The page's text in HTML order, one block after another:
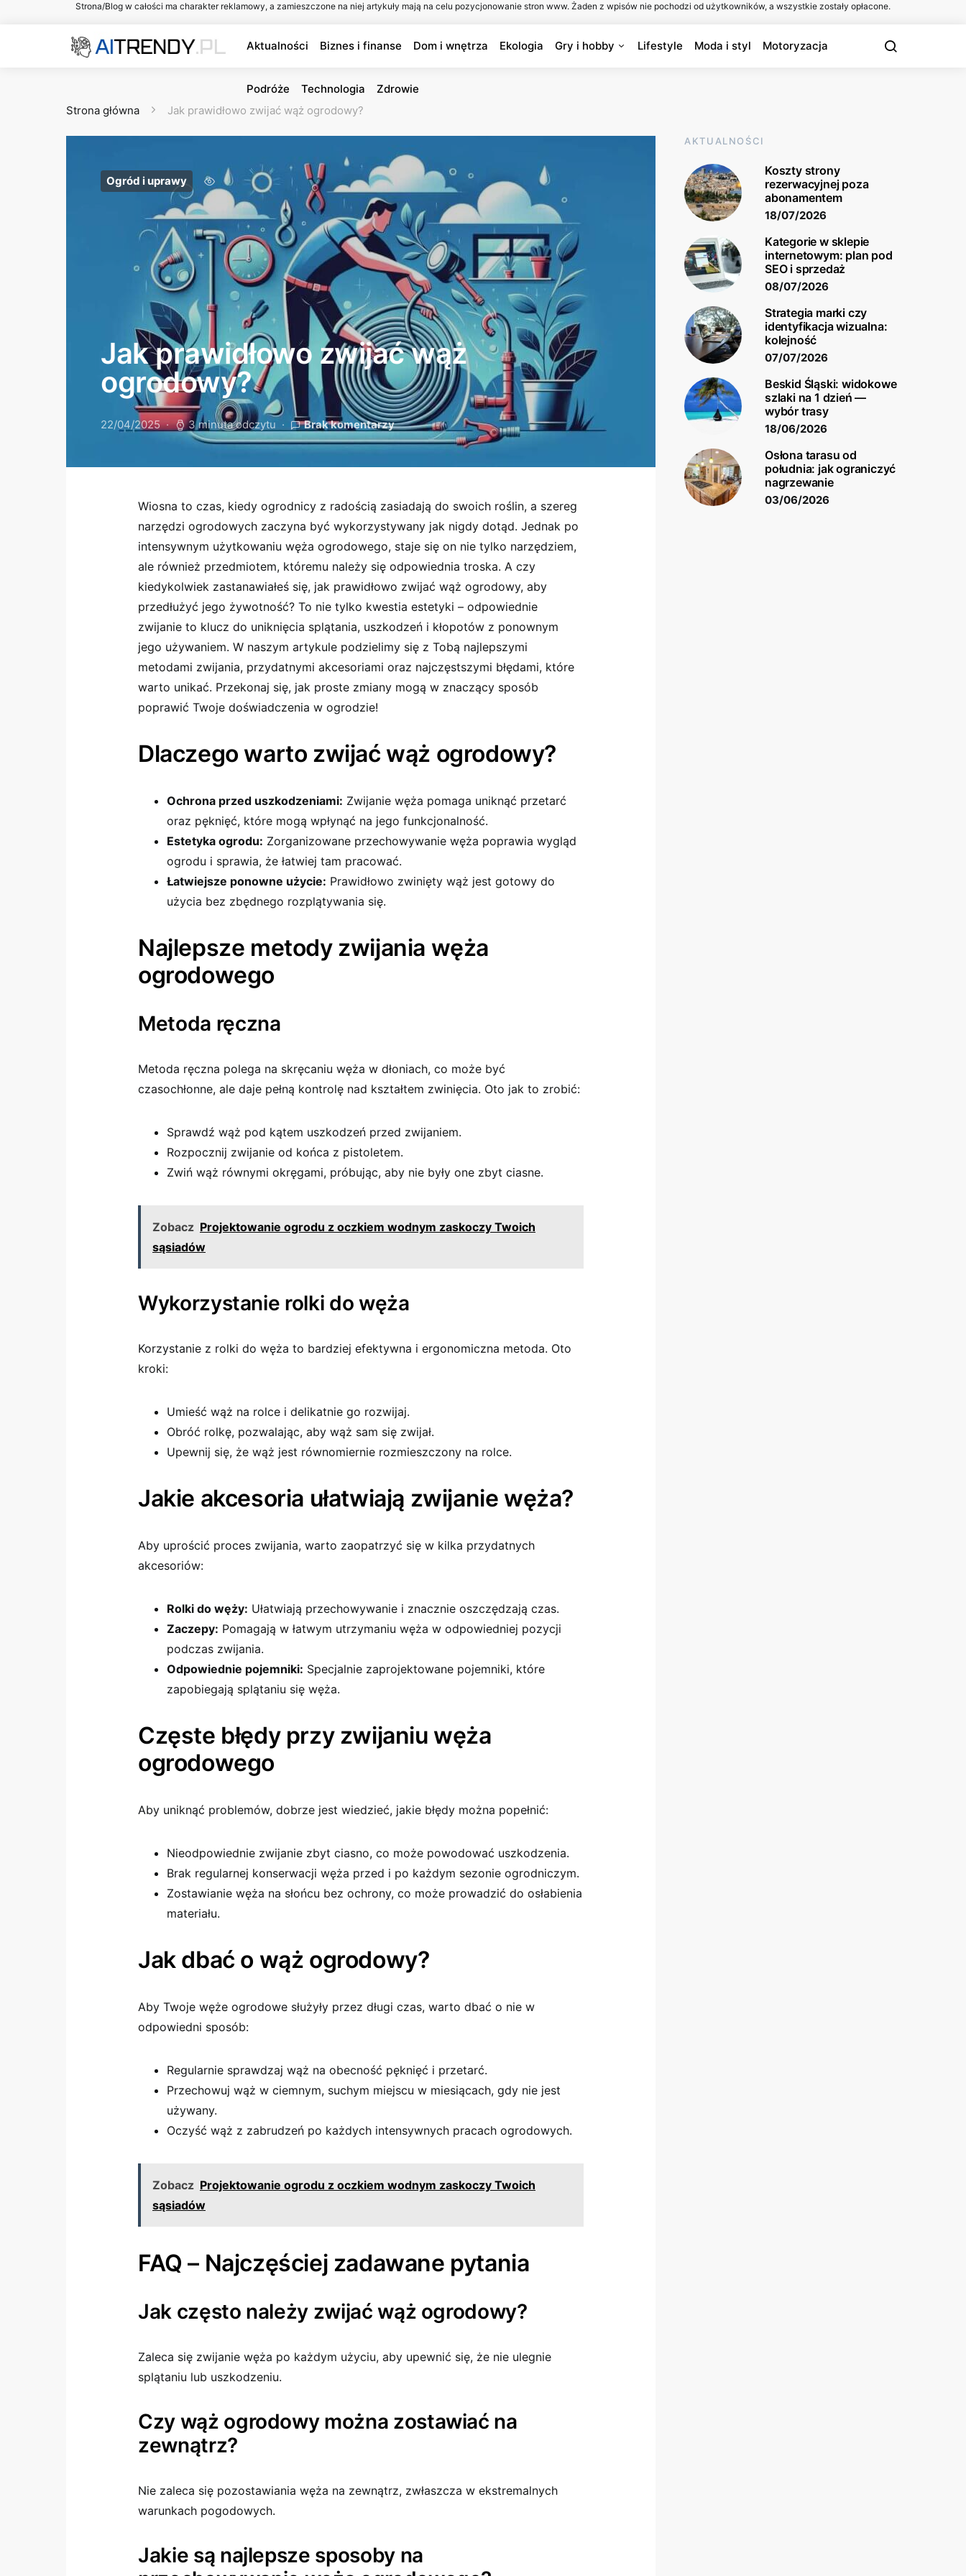
Strona/Blog w całości ma charakter reklamowy, a zamieszczone na niej artykuły mają na celu pozycjonowanie stron www. Żaden z wpisów nie pochodzi od użytkowników, a wszystkie zostały opłacone.
Aktualności Biznes i finanse Dom i wnętrza Ekologia Gry i hobby Lifestyle Moda i styl Motoryzacja
Podróże Technologia
Zdrowie
Strona główna
Jak prawidłowo zwijać wąż ogrodowy?
Ogród i uprawy
Jak prawidłowo zwijać wąż
ogrodowy?
22/04/2025 3 minuta odczytu Brak komentarzy
Wiosna to czas, kiedy ogrodnicy z radością zasiadają do swoich roślin, a szereg
narzędzi ogrodowych zaczyna być wykorzystywany jak nigdy dotąd. Jednak po
intensywnym użytkowaniu węża ogrodowego, staje się on nie tylko narzędziem,
ale również przedmiotem, któremu należy się odpowiednia troska. A czy
kiedykolwiek zastanawiałeś się, jak prawidłowo zwijać wąż ogrodowy, aby
przedłużyć jego żywotność? To nie tylko kwestia estetyki – odpowiednie
zwijanie to klucz do uniknięcia splątania, uszkodzeń i kłopotów z ponownym
jego używaniem. W naszym artykule podzielimy się z Tobą najlepszymi
metodami zwijania, przydatnymi akcesoriami oraz najczęstszymi błędami, które
warto unikać. Przekonaj się, jak proste zmiany mogą w znaczący sposób
poprawić Twoje doświadczenia w ogrodzie!
Dlaczego warto zwijać wąż ogrodowy?
Ochrona przed uszkodzeniami: Zwijanie węża pomaga uniknąć przetarć
oraz pęknięć, które mogą wpłynąć na jego funkcjonalność.
Estetyka ogrodu: Zorganizowane przechowywanie węża poprawia wygląd
ogrodu i sprawia, że łatwiej tam pracować.
Łatwiejsze ponowne użycie: Prawidłowo zwinięty wąż jest gotowy do
użycia bez zbędnego rozplątywania się.
Najlepsze metody zwijania węża
ogrodowego
Metoda ręczna
Metoda ręczna polega na skręcaniu węża w dłoniach, co może być
czasochłonne, ale daje pełną kontrolę nad kształtem zwinięcia. Oto jak to zrobić:
Sprawdź wąż pod kątem uszkodzeń przed zwijaniem.
Rozpocznij zwijanie od końca z pistoletem.
Zwiń wąż równymi okręgami, próbując, aby nie były one zbyt ciasne.
Zobacz Projektowanie ogrodu z oczkiem wodnym zaskoczy Twoich
sąsiadów
Wykorzystanie rolki do węża
Korzystanie z rolki do węża to bardziej efektywna i ergonomiczna metoda. Oto
kroki:
Umieść wąż na rolce i delikatnie go rozwijaj.
Obróć rolkę, pozwalając, aby wąż sam się zwijał.
Upewnij się, że wąż jest równomiernie rozmieszczony na rolce.
Jakie akcesoria ułatwiają zwijanie węża?
Aby uprościć proces zwijania, warto zaopatrzyć się w kilka przydatnych
akcesoriów:
Rolki do węży: Ułatwiają przechowywanie i znacznie oszczędzają czas.
Zaczepy: Pomagają w łatwym utrzymaniu węża w odpowiedniej pozycji
podczas zwijania.
Odpowiednie pojemniki: Specjalnie zaprojektowane pojemniki, które
zapobiegają splątaniu się węża.
Częste błędy przy zwijaniu węża
ogrodowego
Aby uniknąć problemów, dobrze jest wiedzieć, jakie błędy można popełnić:
Nieodpowiednie zwijanie zbyt ciasno, co może powodować uszkodzenia.
Brak regularnej konserwacji węża przed i po każdym sezonie ogrodniczym.
Zostawianie węża na słońcu bez ochrony, co może prowadzić do osłabienia
materiału.
Jak dbać o wąż ogrodowy?
Aby Twoje węże ogrodowe służyły przez długi czas, warto dbać o nie w
odpowiedni sposób:
Regularnie sprawdzaj wąż na obecność pęknięć i przetarć.
Przechowuj wąż w ciemnym, suchym miejscu w miesiącach, gdy nie jest
używany.
Oczyść wąż z zabrudzeń po każdych intensywnych pracach ogrodowych.
Zobacz Projektowanie ogrodu z oczkiem wodnym zaskoczy Twoich
sąsiadów
FAQ – Najczęściej zadawane pytania
Jak często należy zwijać wąż ogrodowy?
Zaleca się zwijanie węża po każdym użyciu, aby upewnić się, że nie ulegnie
splątaniu lub uszkodzeniu.
Czy wąż ogrodowy można zostawiać na
zewnątrz?
Nie zaleca się pozostawiania węża na zewnątrz, zwłaszcza w ekstremalnych
warunkach pogodowych.
Jakie są najlepsze sposoby na
AKTUALNOŚCI
Koszty strony
rezerwacyjnej poza
abonamentem
18/07/2026
Kategorie w sklepie
internetowym: plan pod
SEO i sprzedaż
08/07/2026
Strategia marki czy
identyfikacja wizualna:
kolejność
07/07/2026
Beskid Śląski: widokowe
szlaki na 1 dzień —
wybór trasy
18/06/2026
Osłona tarasu od
południa: jak ograniczyć
nagrzewanie
03/06/2026